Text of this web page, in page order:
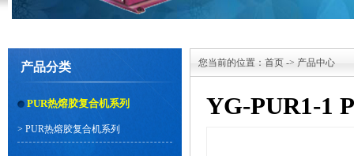
产品分类
PUR热熔胶复合机系列
> PUR热熔胶复合机系列
您当前的位置： 首页 -> 产品中心
YG-PUR1-1